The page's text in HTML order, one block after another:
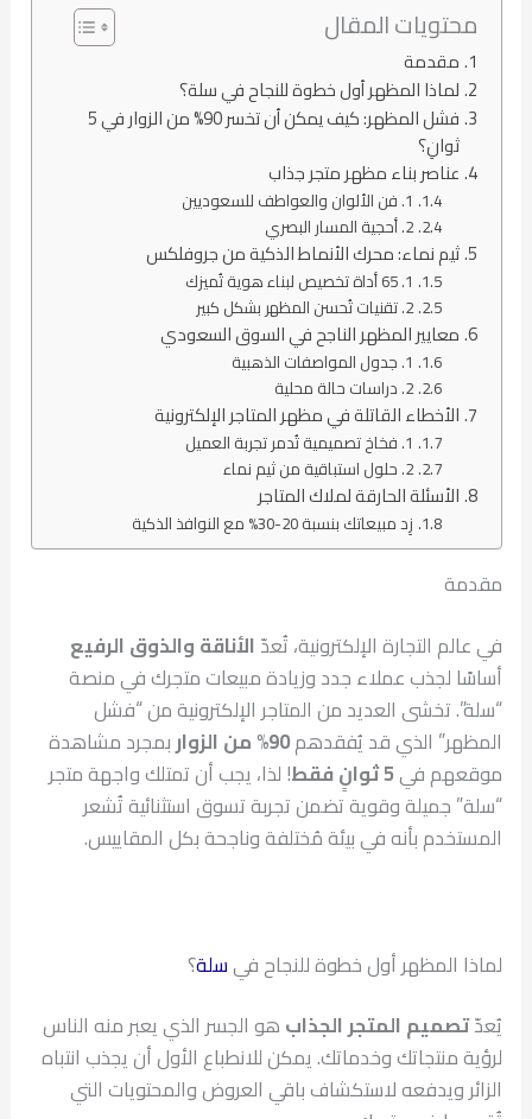
محتويات المقال
مقدمة
لماذا المظهر أول خطوة للنجاح في سلة؟
فشل المظهر: كيف يمكن أن تخسر 90% من الزوار في 5
ثوانٍ؟
عناصر بناء مظهر متجر جذاب
1. فن الألوان والعواطف للسعوديين
2. أحجية المسار البصري
ثيم نماء: محرك الأنماط الذكية من جروفلكس
1. 65 أداة تخصيص لبناء هوية تُميزك
2. تقنيات تُحسن المظهر بشكل كبير
معايير المظهر الناجح في السوق السعودي
1. جدول المواصفات الذهبية
2. دراسات حالة محلية
الأخطاء القاتلة في مظهر المتاجر الإلكترونية
1. فخاخ تصميمية تُدمر تجربة العميل
2. حلول استباقية من ثيم نماء
الأسئلة الحارقة لملاك المتاجر
زِد مبيعاتك بنسبة 20-30% مع النوافذ الذكية
مقدمة
في عالم التجارة الإلكترونية، تُعدّ الأناقة والذوق الرفيع
أساسًا لجذب عملاء جدد وزيادة مبيعات متجرك في منصة
“سلة”. تخشى العديد من المتاجر الإلكترونية من “فشل
المظهر” الذي قد يُفقدهم90% من الزوار
بمجرد مشاهدة
موقعهم في5 ثوانٍ فقط
! لذا، يجب أن تمتلك واجهة متجر
“سلة” جميلة وقوية تضمن تجربة تسوق استثنائية تُشعر
المستخدم بأنه في بيئة مُختلفة وناجحة بكل المقاييس.
لماذا المظهر أول خطوة للنجاح فيسلة؟
يُعدّتصميم المتجر الجذاب هو الجسر الذي يعبر منه الناس
لرؤية منتجاتك وخدماتك. يمكن للانطباع الأول أن يجذب انتباه
الزائر ويدفعه لاستكشاف باقي العروض والمحتويات التي